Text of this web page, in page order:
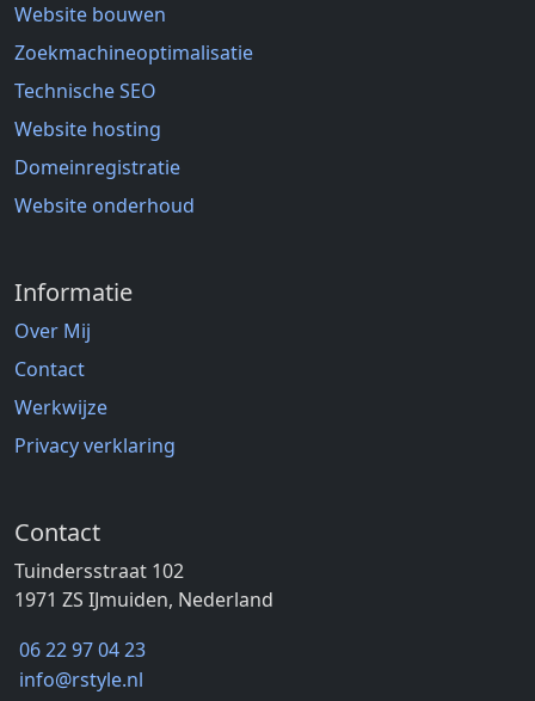
Website bouwen
Zoekmachineoptimalisatie
Technische SEO
Website hosting
Domeinregistratie
Website onderhoud
Informatie
Over Mij
Contact
Werkwijze
Privacy verklaring
Contact
Tuindersstraat 102
1971 ZS IJmuiden, Nederland
06 22 97 04 23
info@rstyle.nl